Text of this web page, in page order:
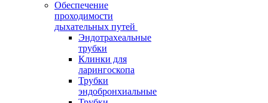
Обеспечение
проходимости
дыхательных путей
Эндотрахеальные
трубки
Клинки для
ларингоскопа
Трубки
эндобронхиальные